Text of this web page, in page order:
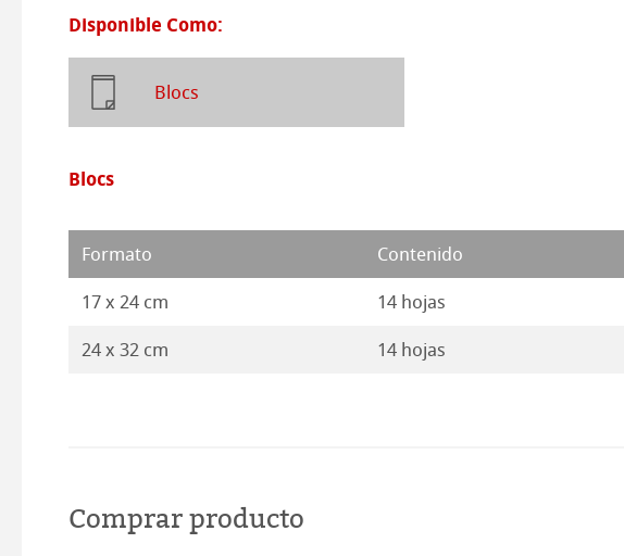
Disponible Como:
Blocs
Blocs
Formato Contenido
17 x 24 cm 14 hojas
24 x 32 cm 14 hojas
Comprar producto